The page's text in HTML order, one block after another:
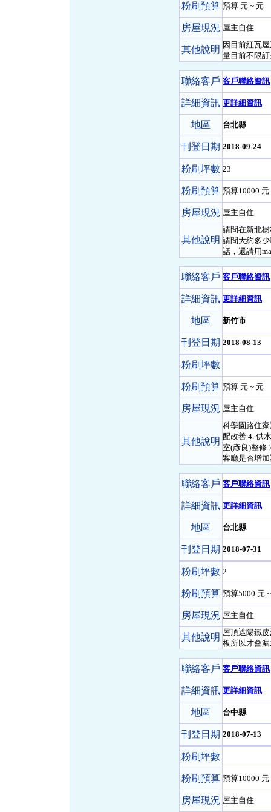
粉刷預算 預算 元 ~ 元
房屋現況 屋主自住
其他說明 因目前紅瓦
量目前不限
聯絡客戶 客戶聯絡資訊
詳細資訊 更詳細資訊
地區 台北縣
刊登日期 2018-09-24
粉刷坪數 23
粉刷預算 預算10000 元
房屋現況 屋主自住
其他說明
請問在新北
請問大約多
話，還請用
聯絡客戶 客戶聯絡資訊
詳細資訊 更詳細資訊
地區 新竹市
刊登日期 2018-08-13
粉刷坪數
粉刷預算 預算 元 ~ 元
房屋現況 屋主自住
其他說明
科學園路住
配改善 4. 供
室(彥良)整修
客廳是否增
聯絡客戶 客戶聯絡資訊
詳細資訊 更詳細資訊
地區 台北縣
刊登日期 2018-07-31
粉刷坪數 2
粉刷預算 預算5000 元
房屋現況 屋主自住
其他說明 屋頂遮陽鐵
板所以才會
聯絡客戶 客戶聯絡資訊
詳細資訊 更詳細資訊
地區 台中縣
刊登日期 2018-07-13
粉刷坪數
粉刷預算 預算10000 元
房屋現況 屋主自住